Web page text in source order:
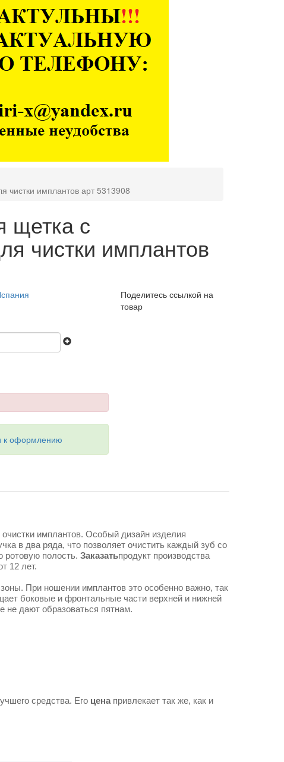
чистки имплантов арт 5313908
щетка с
чистки имплантов
к оформлению
Поделитесь ссылкой на
товар
имплантов. Особый дизайн изделия
в два ряда, что позволяет очистить каждый зуб со
ротовую полость. Заказатьпродукт производства
12 лет.
При ношении имплантов это особенно важно, так
боковые и фронтальные части верхней и нижней
не дают образоваться пятнам.
средства. Его цена привлекает так же, как и